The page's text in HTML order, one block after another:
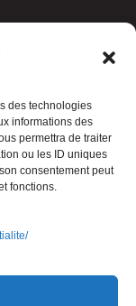
des technologies
informations des
permettra de traiter
ou les ID uniques
consentement peut
fonctions.